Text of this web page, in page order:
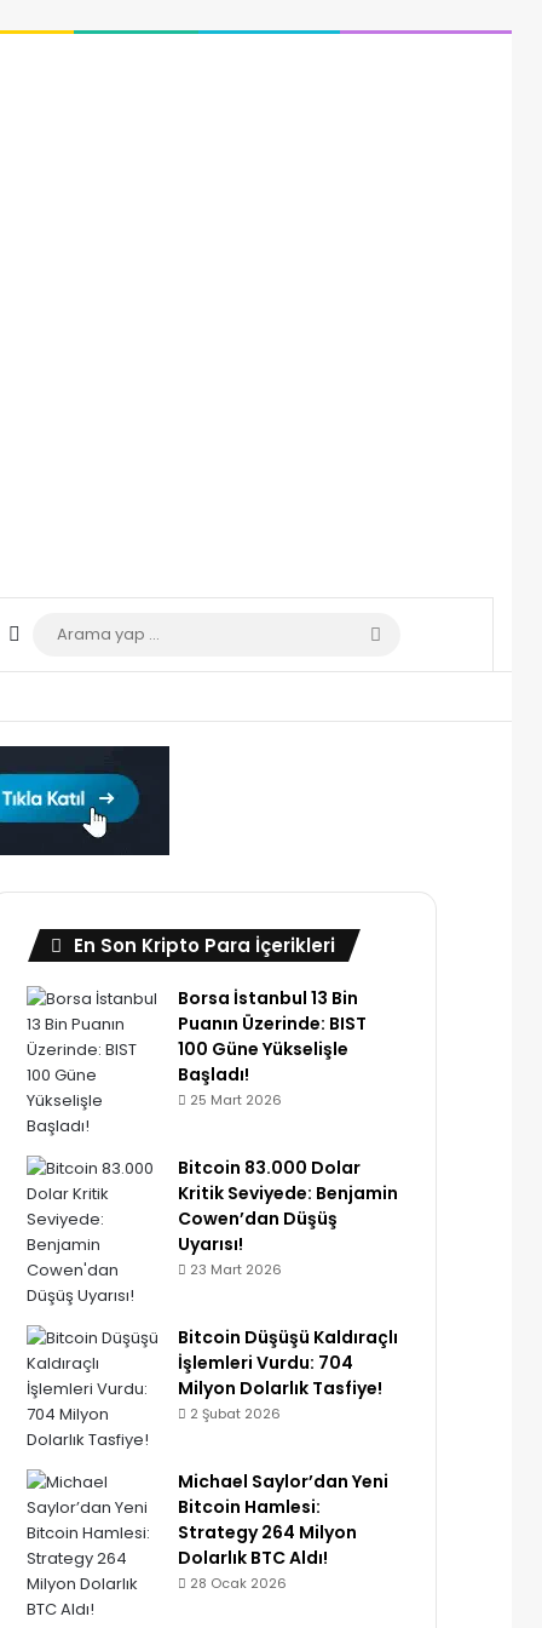
Dış görünümü değiştir
yap
...
En Son Kripto Para İçerikleri
Borsa İstanbul 13 Bin
Puanın Üzerinde: BIST
100 Güne Yükselişle
Başladı!
25 Mart 2026
Bitcoin 83.000 Dolar
Kritik Seviyede: Benjamin
Cowen’dan Düşüş
Uyarısı!
23 Mart 2026
Bitcoin Düşüşü Kaldıraçlı
İşlemleri Vurdu: 704
Milyon Dolarlık Tasfiye!
2 Şubat 2026
Michael Saylor’dan Yeni
Bitcoin Hamlesi:
Strategy 264 Milyon
Dolarlık BTC Aldı!
28 Ocak 2026